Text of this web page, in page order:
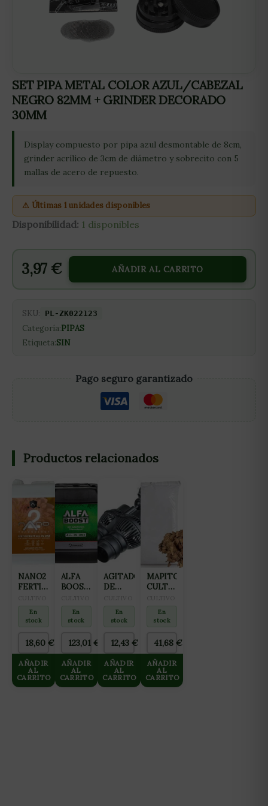
SET PIPA METAL COLOR AZUL/CABEZAL
NEGRO 82MM + GRINDER DECORADO
30MM
Display compuesto por pipa azul desmontable de 8cm,
grinder acrílico de 3cm de diámetro y sobrecito con 5
mallas de acero de repuesto.
⚠ Últimas 1 unidades disponibles
Disponibilidad: 1 disponibles
3,97 € AÑADIR AL CARRITO
SKU: PL-ZK022123
Categoría:PIPAS
Etiqueta:SIN
Pago seguro garantizado
Productos relacionados
NANO2
FERTILIZANTE
ONE
(FLORACIÓN
FINALIZACIÓN)
2L
En
stock
18,60 €
AÑADIR
AL
CARRITO
ALFA
BOOST
En
stock
123,01 €
AÑADIR
AL
CARRITO
AGITADOR
DE
12W
6000L/H
ROTORES
(WAVE
MAKER)
NEPTUNE
HIDROPONICS
En
stock
12,43€
AÑADIR
AL
CARRITO
MAPITO
CULTIWOOL
En
stock
41,68 €
AÑADIR
AL
CARRITO